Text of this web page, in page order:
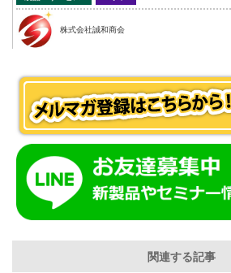
株式会社誠和商会
関連する記事